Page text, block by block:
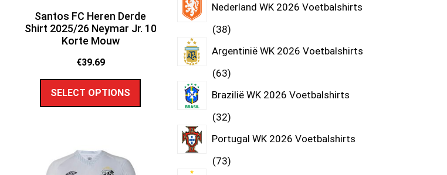
Santos FC Heren Derde
Shirt 2025/26 Neymar Jr. 10
Korte Mouw
€39.69
SELECT OPTIONS
Nederland WK 2026 Voetbalshirts
38
Argentinië WK 2026 Voetbalshirts
63
Brazilië WK 2026 Voetbalshirts
32
Portugal WK 2026 Voetbalshirts
73